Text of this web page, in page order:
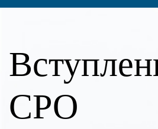
СРО